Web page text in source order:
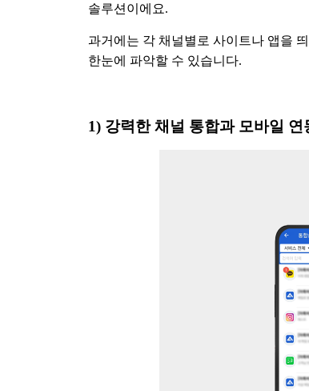
솔루션이에요.
과거에는 각 채널별로 사이트나 앱을
한눈에 파악할 수 있습니다.
1) 강력한 채널 통합과 모바일 연